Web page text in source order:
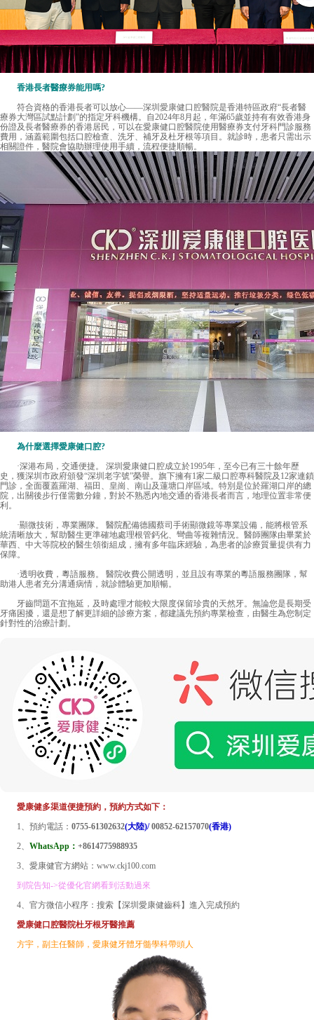
香港長者醫療券能用嗎?
符合資格的香港長者可以放心——深圳愛康健口腔醫院是香港特區政府“長者醫
療券大灣區試點計劃”的指定牙科機構。自2024年8月起，年滿65歲並持有有效香港身
份證及長者醫療券的香港居民，可以在愛康健口腔醫院使用醫療券支付牙科門診服務
費用，涵蓋範圍包括口腔檢查、洗牙、補牙及杜牙根等項目。就診時，患者只需出示
相關證件，醫院會協助辦理使用手續，流程便捷順暢。
為什麼選擇愛康健口腔?
·深港布局，交通便捷。 深圳愛康健口腔成立於1995年，至今已有三十餘年歷
史，獲深圳市政府頒發“深圳老字號”榮譽。旗下擁有1家二級口腔專科醫院及12家連鎖
門診，全面覆蓋羅湖、福田、皇崗、南山及蓮塘口岸區域。特別是位於羅湖口岸的總
院，出關後步行僅需數分鐘，對於不熟悉內地交通的香港長者而言，地理位置非常便
利。
·顯微技術，專業團隊。 醫院配備德國蔡司手術顯微鏡等專業設備，能將根管系
統清晰放大，幫助醫生更準確地處理根管鈣化、彎曲等複雜情況。醫師團隊由畢業於
華西、中大等院校的醫生領銜組成，擁有多年臨床經驗，為患者的診療質量提供有力
保障。
·透明收費，粵語服務。 醫院收費公開透明，並且設有專業的粵語服務團隊，幫
助港人患者充分溝通病情，就診體驗更加順暢。
牙齒問題不宜拖延，及時處理才能較大限度保留珍貴的天然牙。無論您是長期受
牙痛困擾，還是想了解更詳細的診療方案，都建議先預約專業檢查，由醫生為您制定
針對性的治療計劃。
愛康健多渠道便捷預約，預約方式如下：
1、預約電話： 0755-61302632(大陸)/00852-62157070(香港)
2、 WhatsApp： +8614775988935
3、愛康健官方網站：www.ckj100.com
到院告知->從優化官網看到活動過來
4、官方微信小程序：搜索【深圳愛康健齒科】進入完成預約
愛康健口腔醫院杜牙根牙醫推薦
方宇，副主任醫師，愛康健牙體牙髓學科帶頭人